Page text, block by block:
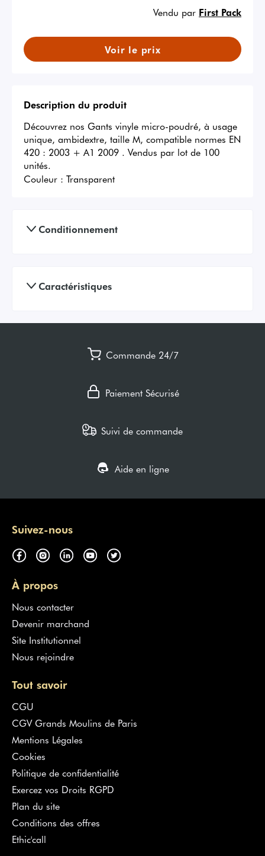
Vendu par First Pack
Voir le prix
Description du produit
Découvrez nos Gants vinyle micro-poudré, à usage
unique, ambidextre, taille M, compatible normes EN
420 : 2003 + A1 2009 . Vendus par lot de 100
unités.
Couleur : Transparent
Conditionnement
Caractéristiques
Commande 24/7
Paiement Sécurisé
Suivi de commande
Aide en ligne
Suivez-nous
À propos
Nous contacter
Devenir marchand
Site Institutionnel
Nous rejoindre
Tout savoir
CGU
CGV Grands Moulins de Paris
Mentions Légales
Cookies
Politique de confidentialité
Exercez vos Droits RGPD
Plan du site
Conditions des offres
Ethic'call